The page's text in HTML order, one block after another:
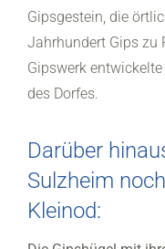
Gipsgestein, die
Jahrhundert Gips zu
Gipswerk
des Dorfes.
Darüber
Sulzheim
Kleinod: